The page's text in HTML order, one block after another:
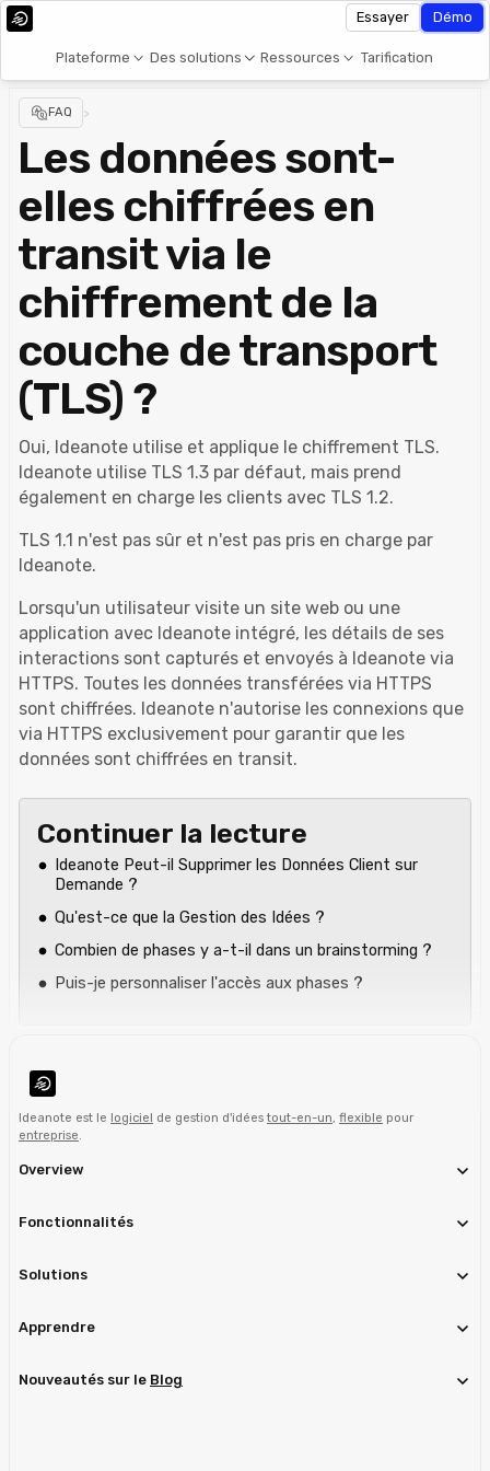
Plateforme Des solutions Ressources Tarification
Essayer Démo
FAQ >
Les données sont-
elles chiffrées en
transit via le
chiffrement de la
couche de transport
(TLS) ?
Oui, Ideanote utilise et applique le chiffrement TLS.
Ideanote utilise TLS 1.3 par défaut, mais prend
également en charge les clients avec TLS 1.2.
TLS 1.1 n'est pas sûr et n'est pas pris en charge par
Ideanote.
Lorsqu'un utilisateur visite un site web ou une
application avec Ideanote intégré, les détails de ses
interactions sont capturés et envoyés à Ideanote via
HTTPS. Toutes les données transférées via HTTPS
sont chiffrées. Ideanote n'autorise les connexions que
via HTTPS exclusivement pour garantir que les
données sont chiffrées en transit.
Continuer la lecture
Ideanote Peut-il Supprimer les Données Client sur
Demande ?
Qu'est-ce que la Gestion des Idées ?
Combien de phases y a-t-il dans un brainstorming ?
Puis-je personnaliser l'accès aux phases ?
Ideanote est le logiciel de gestion d'idéestout-en-un flexible pour
entreprise
Overview
Fonctionnalités
Solutions
Apprendre
Nouveautés sur le Blog